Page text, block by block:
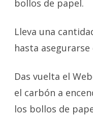
bollos de papel.
Lleva una
hasta
Das vuelta el
el carbón a
los bollos de